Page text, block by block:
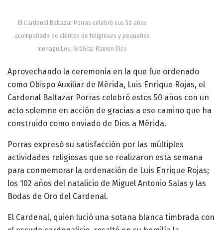
El Cardenal Baltazar Porras celebró sus 50 años
acompañado de cientos de feligreses y pequeños
monaguillos. Gráfica: Ramón Pico
Aprovechando la ceremonia en la que fue ordenado
como Obispo Auxiliar de Mérida, Luis Enrique Rojas, el
Cardenal Baltazar Porras celebró estos 50 años con un
acto solemne en acción de gracias a ese camino que ha
construido como enviado de Dios a Mérida.
Porras expresó su satisfacción por las múltiples
actividades religiosas que se realizaron esta semana
para conmemorar la ordenación de Luis Enrique Rojas;
los 102 años del natalicio de Miguel Antonio Salas y las
Bodas de Oro del Cardenal.
El Cardenal, quien lució una sotana blanca timbrada con